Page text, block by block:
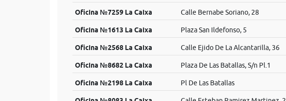
Oficina №7259 La Caixa Calle Bernabe Soriano, 28
Oficina №1613 La Caixa Plaza San Ildefonso, 5
Oficina №2568 La Caixa Calle Ejido De La Alcantarilla, 36
Oficina №8682 La Caixa Plaza De Las Batallas, S/n Pl.1
Oficina №2198 La Caixa Pl De Las Batallas